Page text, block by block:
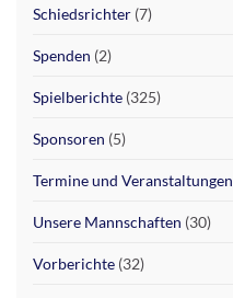
Schiedsrichter (7)
Spenden (2)
Spielberichte (325)
Sponsoren (5)
Termine und Veranstaltungen
Unsere Mannschaften (30)
Vorberichte (32)